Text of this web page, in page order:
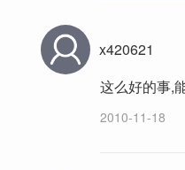
x420621
这么好的事,
2010-11-18